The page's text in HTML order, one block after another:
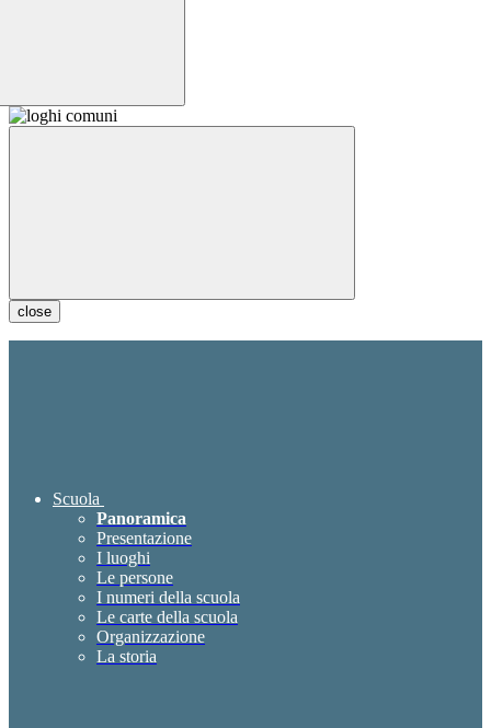
close
Scuola
Panoramica
Presentazione
I luoghi
Le persone
I numeri della scuola
Le carte della scuola
Organizzazione
La storia